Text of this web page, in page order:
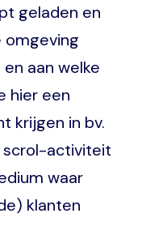
geladen en
omgeving
aan welke
hier een
krijgen in bv.
scrol-activiteit
waar
klanten